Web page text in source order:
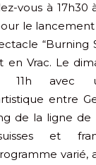
vous à 17h30
le lancement
“Burning
en Vrac. Le
11h avec
entre
de la ligne de
et
varié,